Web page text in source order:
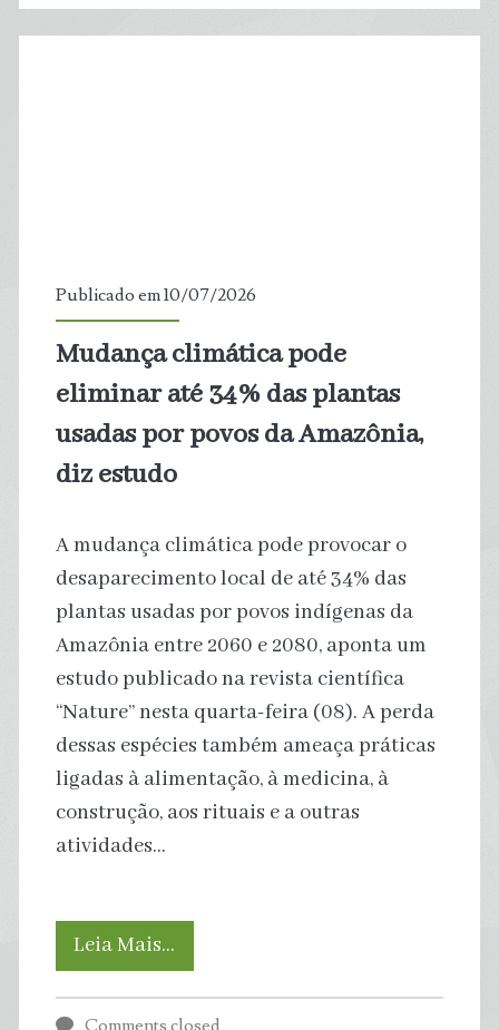
ano
2075
Publicado em 10/07/2026
Mudança climática pode
eliminar até 34% das plantas
usadas por povos da Amazônia,
diz estudo
A mudança climática pode provocar o
desaparecimento local de até 34% das
plantas usadas por povos indígenas da
Amazônia entre 2060 e 2080, aponta um
estudo publicado na revista científica
“Nature” nesta quarta-feira (08). A perda
dessas espécies também ameaça práticas
ligadas à alimentação, à medicina, à
construção, aos rituais e a outras
atividades…
Leia Mais…
climática
Comments closed